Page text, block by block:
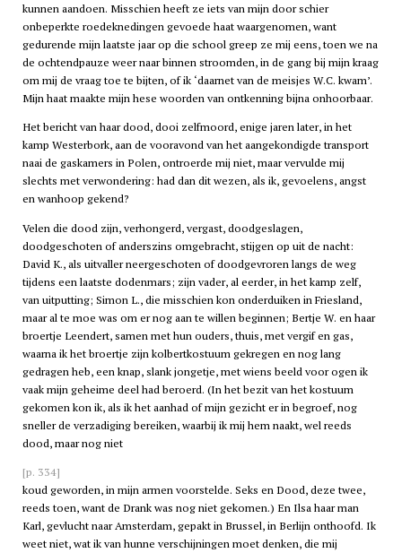
kunnen aandoen. Misschien heeft ze iets van mijn door schier
onbeperkte roedeknedingen gevoede haat waargenomen, want
gedurende mijn laatste jaar op die school greep ze mij eens, toen we na
de ochtendpauze weer naar binnen stroomden, in de gang bij mijn kraag
om mij de vraag toe te bijten, of ik ‘daarnet van de meisjes W.C. kwam’.
Mijn haat maakte mijn hese woorden van ontkenning bijna onhoorbaar.
Het bericht van haar dood, dooi zelfmoord, enige jaren later, in het
kamp Westerbork, aan de vooravond van het aangekondigde transport
naai de gaskamers in Polen, ontroerde mij niet, maar vervulde mij
slechts met verwondering: had dan dit wezen, als ik, gevoelens, angst
en wanhoop gekend?
Velen die dood zijn, verhongerd, vergast, doodgeslagen,
doodgeschoten of anderszins omgebracht, stijgen op uit de nacht:
David K., als uitvaller neergeschoten of doodgevroren langs de weg
tijdens een laatste dodenmars; zijn vader, al eerder, in het kamp zelf,
van uitputting; Simon L., die misschien kon onderduiken in Friesland,
maar al te moe was om er nog aan te willen beginnen; Bertje W. en haar
broertje Leendert, samen met hun ouders, thuis, met vergif en gas,
waarna ik het broertje zijn kolbertkostuum gekregen en nog lang
gedragen heb, een knap, slank jongetje, met wiens beeld voor ogen ik
vaak mijn geheime deel had beroerd. (In het bezit van het kostuum
gekomen kon ik, als ik het aanhad of mijn gezicht er in begroef, nog
sneller de verzadiging bereiken, waarbij ik mij hem naakt, wel reeds
dood, maar nog niet
[p. 334]
koud geworden, in mijn armen voorstelde. Seks en Dood, deze twee,
reeds toen, want de Drank was nog niet gekomen.) En Ilsa haar man
Karl, gevlucht naar Amsterdam, gepakt in Brussel, in Berlijn onthoofd. Ik
weet niet, wat ik van hunne verschijningen moet denken, die mij